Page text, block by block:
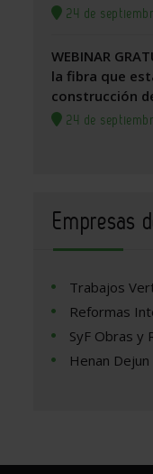
24 de
WEBINAR
la fibra que
construcción
24 de
Empresas
Trabajos
Reformas
SyF Obras y
Henan